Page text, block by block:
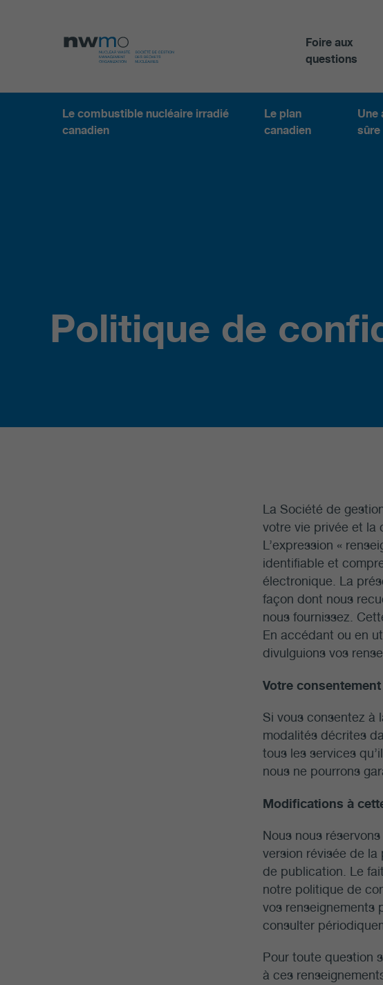
Foire aux
questions
Le combustible nucléaire irradié
canadien
Le plan
canadien
Une
sûre
Politique de
La Société de
votre vie privée et la
L’expression «
identifiable et
électronique. La
façon dont nous
nous fournissez.
En accédant ou en
divulguions vos
Votre consentement
Si vous consentez à
modalités décrites
tous les services
nous ne pourrons
Modifications à
Nous nous
version révisée de
de publication. Le
notre politique de
vos renseignements
consulter
Pour toute question
à ces